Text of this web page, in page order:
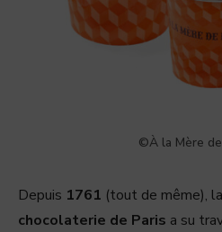
©À la Mère
Depuis 1761 (tout de même), la
chocolaterie de Paris a su